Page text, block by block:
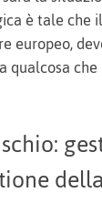
è tale che
europeo,
che